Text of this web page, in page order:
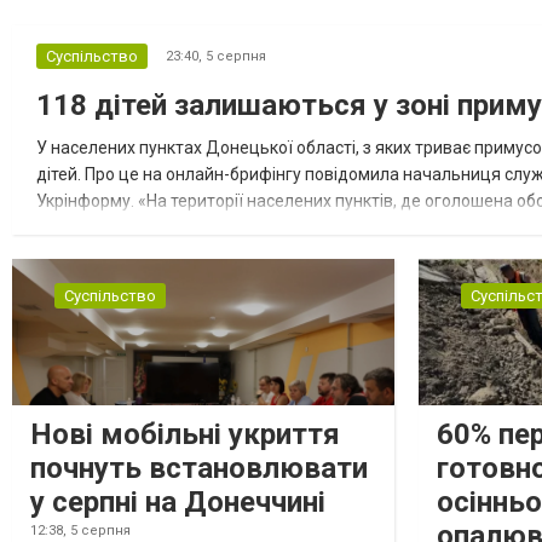
Суспільство 23:40, 5 серпня
118 дітей залишаються у зоні
У населених пунктах Донецької області, з яких триває
дітей. Про це на онлайн-брифінгу повідомила начальниця
Укрінформу. «На території населених пунктів, де оголошена
Суспільство
Нові мобільні укриття
почнуть встановлювати
у серпні на Донеччині
12:38, 5 серпня
60%